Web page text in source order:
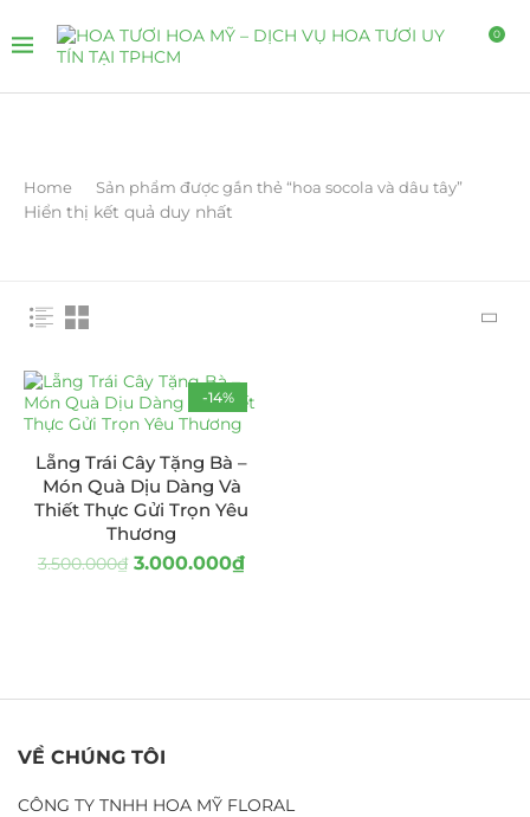
0
Home Sản phẩm được gắn thẻ “hoa socola và dâu tây”
Hiển thị kết quả duy nhất
-14%
Lẵng Trái Cây Tặng Bà –
Món Quà Dịu Dàng Và
Thiết Thực Gửi Trọn Yêu
Thương
3.500.000₫ 3.000.000₫
VỀ CHÚNG TÔI
CÔNG TY TNHH HOA MỸ FLORAL